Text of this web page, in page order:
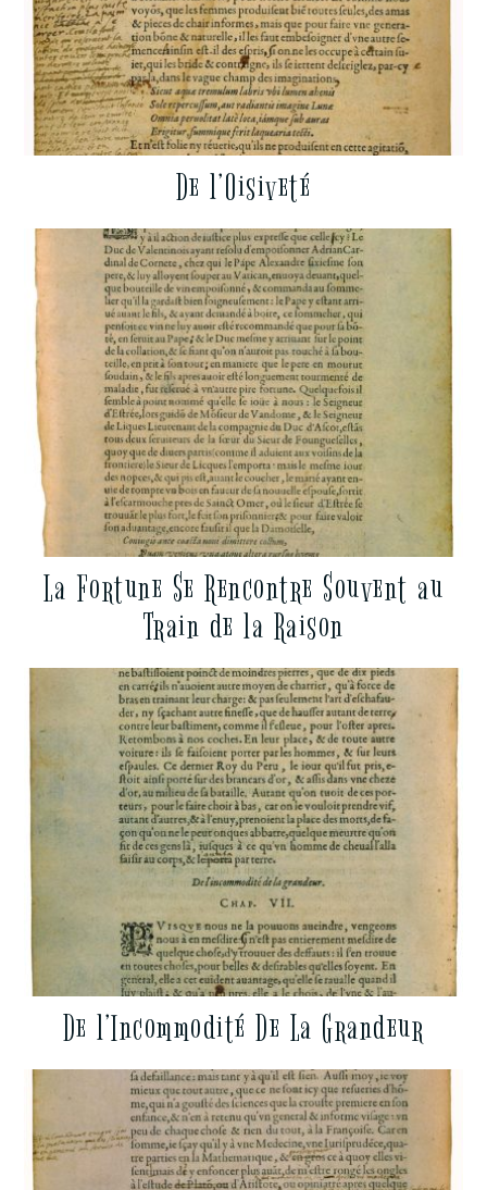
De l’Oisiveté
La Fortune Se Rencontre Souvent au
Train de la Raison
De l’Incommodité De La Grandeur